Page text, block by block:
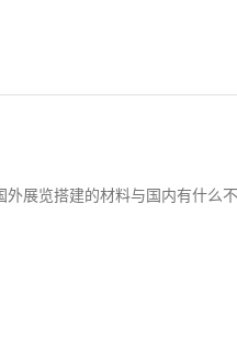
展览搭建的材料与国内有什么